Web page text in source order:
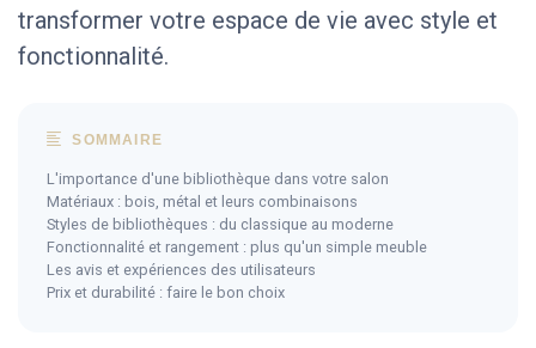
transformer votre espace de vie avec style et
fonctionnalité.
SOMMAIRE
L'importance d'une bibliothèque dans votre salon
Matériaux : bois, métal et leurs combinaisons
Styles de bibliothèques : du classique au moderne
Fonctionnalité et rangement : plus qu'un simple meuble
Les avis et expériences des utilisateurs
Prix et durabilité : faire le bon choix